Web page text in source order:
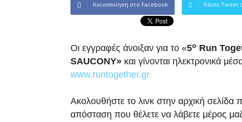
Κοινοποίηση στο Facebook Κάντε Tweet
Οι εγγραφές άνοιξαν για το «5ο Run
SAUCONY» και γίνονται ηλεκτρονικά
www.runtogether.gr
Ακολουθήστε το λινκ στην αρχική σελίδα
απόσταση που θέλετε να λάβετε μέρος